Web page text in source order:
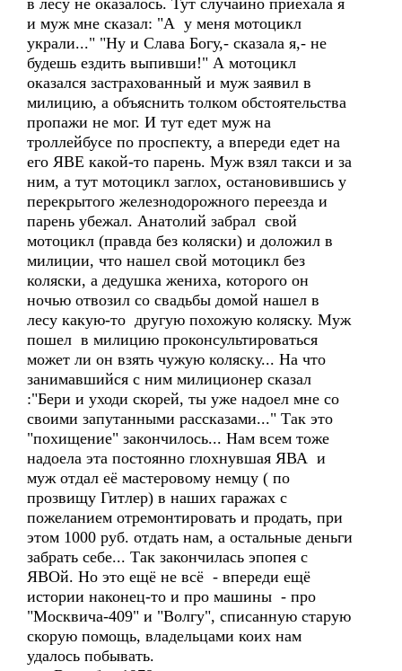
в лесу не оказалось. Тут случайно приехала я
и муж мне сказал: "А у меня мотоцикл
украли..." "Ну и Слава Богу,- сказала я,- не
будешь ездить выпивши!" А мотоцикл
оказался застрахованный и муж заявил в
милицию, а объяснить толком обстоятельства
пропажи не мог. И тут едет муж на
троллейбусе по проспекту, а впереди едет на
его ЯВЕ какой-то парень. Муж взял такси и за
ним, а тут мотоцикл заглох, остановившись у
перекрытого железнодорожного переезда и
парень убежал. Анатолий забрал свой
мотоцикл (правда без коляски) и доложил в
милиции, что нашел свой мотоцикл без
коляски, а дедушка жениха, которого он
ночью отвозил со свадьбы домой нашел в
лесу какую-то другую похожую коляску. Муж
пошел в милицию проконсультироваться
может ли он взять чужую коляску... На что
занимавшийся с ним милиционер сказал
:"Бери и уходи скорей, ты уже надоел мне со
своими запутанными рассказами..." Так это
"похищение" закончилось... Нам всем тоже
надоела эта постоянно глохнувшая ЯВА и
муж отдал её мастеровому немцу ( по
прозвищу Гитлер) в наших гаражах с
пожеланием отремонтировать и продать, при
этом 1000 руб. отдать нам, а остальные деньги
забрать себе... Так закончилась эпопея с
ЯВОй. Но это ещё не всё - впереди ещё
истории наконец-то и про машины - про
"Москвича-409" и "Волгу", списанную старую
скорую помощь, владельцами коих нам
удалось побывать.